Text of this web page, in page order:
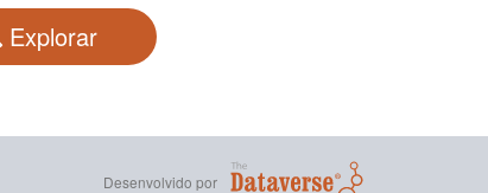
Explorar
Desenvolvido por